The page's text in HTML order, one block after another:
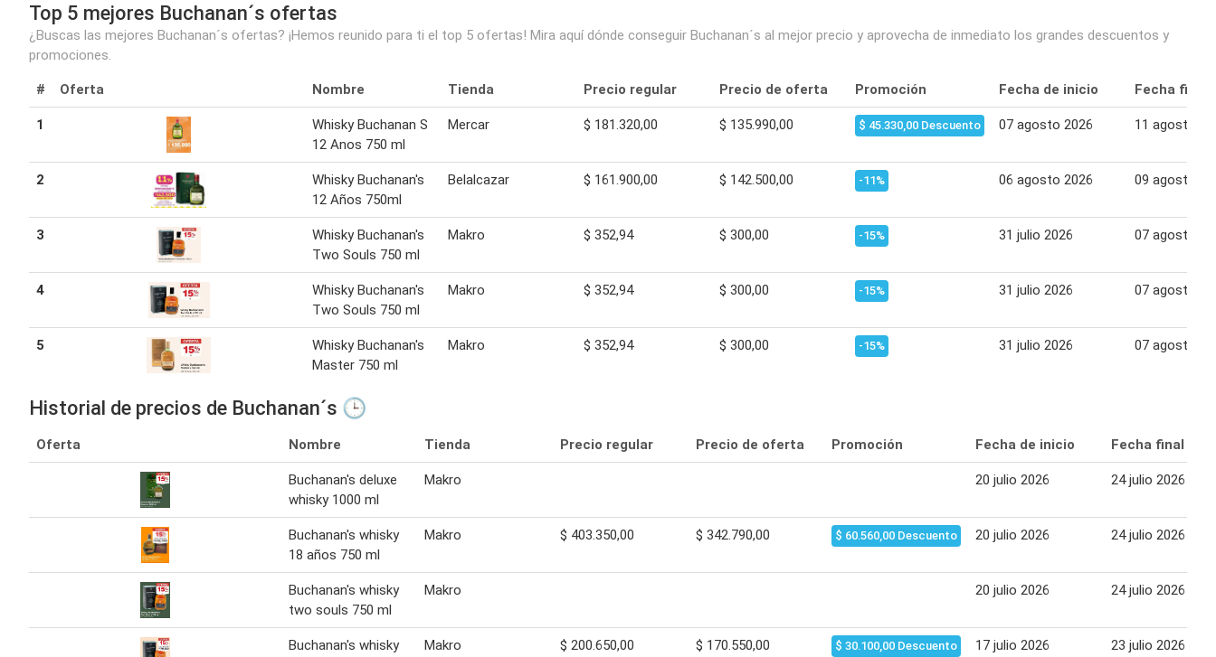
Top 5 mejores Buchanan´s ofertas
¿Buscas las mejores Buchanan´s ofertas? ¡Hemos reunido para ti el top 5 ofertas! Mira aquí dónde conseguir Buchanan´s al mejor precio y aprovecha de inmediato los grandes descuentos y
promociones.
# Oferta Nombre Tienda Precio regular Precio de oferta Promoción Fecha de inicio Fecha final
1
Whisky Buchanan S
12 Anos 750 ml
Mercar $ 181.320,00 $ 135.990,00 $ 45.330,00 Descuento 07 agosto 2026 11 agosto
2
Whisky Buchanan's
12 Años 750ml
Belalcazar $ 161.900,00 $ 142.500,00 -11% 06 agosto 2026 09 agosto
3
Whisky Buchanan's
Two Souls 750 ml
Makro $ 352,94 $ 300,00 -15% 31 julio 2026 07 agosto
4
Whisky Buchanan's
Two Souls 750 ml
Makro $ 352,94 $ 300,00 -15% 31 julio 2026 07 agosto
5
Whisky Buchanan's
Master 750 ml
Makro $ 352,94 $ 300,00 -15% 31 julio 2026 07 agosto
Historial de precios de Buchanan´s 🕒
Oferta Nombre Tienda Precio regular Precio de oferta Promoción Fecha de inicio Fecha final
Buchanan's deluxe
whisky 1000 ml
Makro 20 julio 2026 24 julio 2026
Buchanan's whisky
18 años 750 ml
Makro $ 403.350,00 $ 342.790,00 $ 60.560,00 Descuento 20 julio 2026 24 julio 2026
Buchanan's whisky
two souls 750 ml
Makro 20 julio 2026 24 julio 2026
Buchanan's whisky
Makro $ 200.650,00 $ 170.550,00 $ 30.100,00 Descuento 17 julio 2026 23 julio 2026